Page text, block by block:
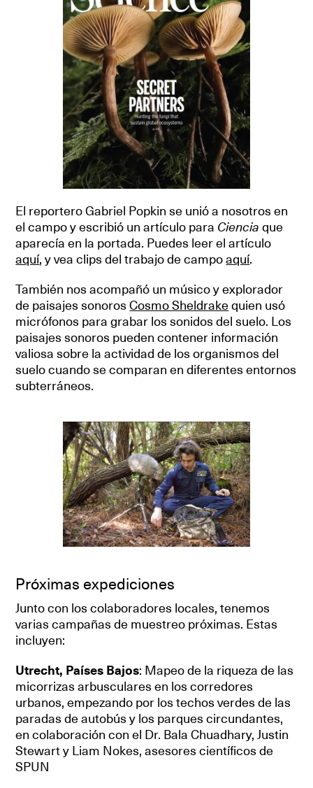
El reportero Gabriel Popkin se unió a nosotros en
el campo y escribió un artículo para Cienciaque
aparecía en la portada. Puedes leer el artículo
aquí, y vea clips del trabajo de campoaquí.
También nos acompañó un músico y explorador
de paisajes sonorosCosmo Sheldrakequien usó
micrófonos para grabar los sonidos del suelo. Los
paisajes sonoros pueden contener información
valiosa sobre la actividad de los organismos del
suelo cuando se comparan en diferentes entornos
subterráneos.
Próximas expediciones
Junto con los colaboradores locales, tenemos
varias campañas de muestreo próximas. Estas
incluyen:
Utrecht, Países Bajos: Mapeo de la riqueza de las
micorrizas arbusculares en los corredores
urbanos, empezando por los techos verdes de las
paradas de autobús y los parques circundantes,
en colaboración con el Dr. Bala Chuadhary, Justin
Stewart y Liam Nokes, asesores científicos de
SPUN